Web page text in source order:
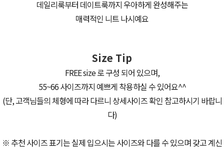
데일리룩부터 데이트룩까지 우아하게 완성해주는
매력적인 니트 나시예요
Size Tip
FREE size 로 구성 되어 있으며,
55~66 사이즈까지 예쁘게 착용하실 수 있어요^^
(단, 고객님들의 체형에 따라 다르니 상세사이즈 확인 참고하시기 바랍니
다)
※ 추천 사이즈 표기는 실제 입으시는 사이즈와 다를 수 있으며 갖고 계신